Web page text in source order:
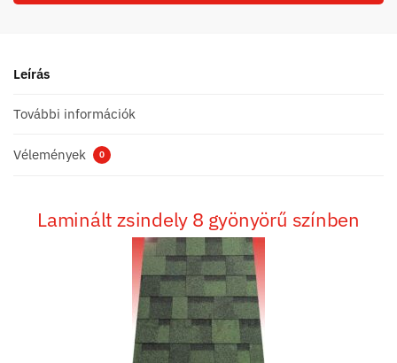
Leírás
További információk
Vélemények 0
Laminált zsindely 8 gyönyörű színben